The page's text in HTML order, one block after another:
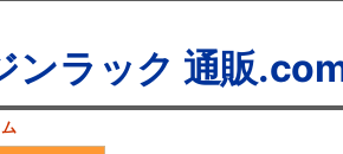
ンラック 通販